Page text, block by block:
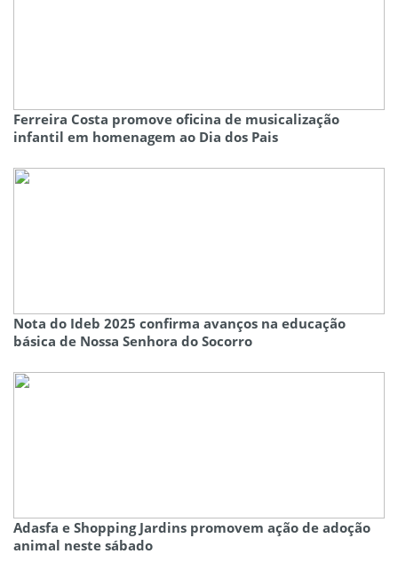
Ferreira Costa promove oficina de musicalização
infantil em homenagem ao Dia dos Pais
Nota do Ideb 2025 confirma avanços na educação
básica de Nossa Senhora do Socorro
Adasfa e Shopping Jardins promovem ação de adoção
animal neste sábado